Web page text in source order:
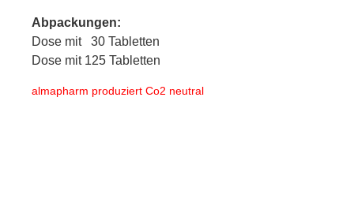
Abpackungen:
Dose mit 30 Tabletten
Dose mit 125 Tabletten
almapharm produziert Co2 neutral